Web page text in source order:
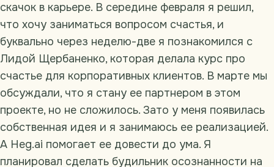
скачок в карьере. В середине февраля я решил,
что хочу заниматься вопросом счастья, и
буквально через неделю-две я познакомился с
Лидой Щербаненко, которая делала курс про
счастье для корпоративных клиентов. В марте мы
обсуждали, что я стану ее партнером в этом
проекте, но не сложилось. Зато у меня появилась
собственная идея и я занимаюсь ее реализацией.
А Heg.ai помогает ее довести до ума. Я
планировал сделать будильник осознанности на